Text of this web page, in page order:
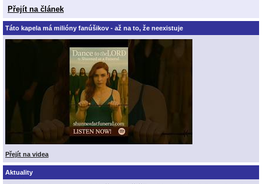
Přejít na článek
Táto kapela má milióny fanúšikov - až na to, že neexistuje
Přejít na videa
Aktuality